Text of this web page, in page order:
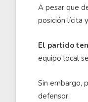
A pesar que
posición lícita
El partido
equipo local
Sin embargo,
defensor.